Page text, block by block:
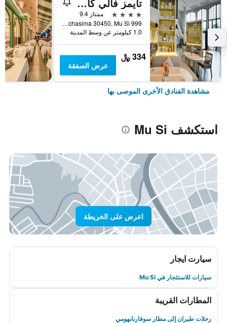
4 نجوم
ممتاز 9.4
999 Moo 4, Musi, Pakchong, Nakorn Ratchasima 30450, Mu Si, تايلاند
1.0 كيلومتر عن وسط المدينة
334 ﷼
عرض الصفقة
مشاهدة الفنادق الأخرى الموصى بها
استكشف Mu Si
اعرض على الخريطة
سيارت ايجار
سيارات للاستئجار في Mu Si
المطارات القريبة
رحلات طيران إلى مطار سوفارنابهومي